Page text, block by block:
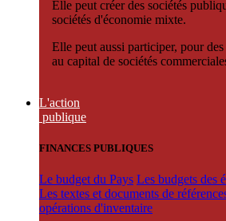
Elle peut créer des sociétés
sociétés d'économie mixte.
Elle peut aussi participer, pour
au capital de sociétés
L'action
publique
FINANCES PUBLIQUES
Le budget du Pays Les budgets des
Les textes et documents de
opérations d'inventaire